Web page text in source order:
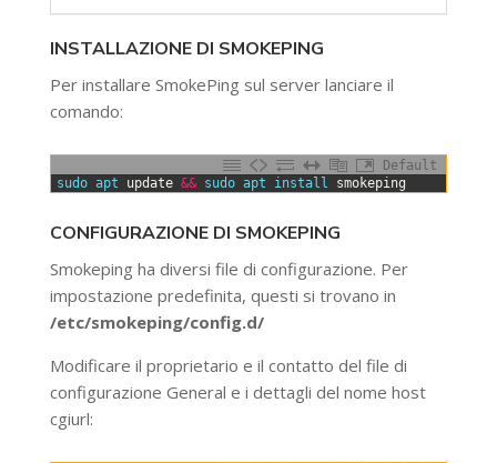
INSTALLAZIONE DI SMOKEPING
Per installare SmokePing sul server lanciare il
comando:
Default
sudo apt update && sudo apt install smokeping
CONFIGURAZIONE DI SMOKEPING
Smokeping ha diversi file di configurazione. Per
impostazione predefinita, questi si trovano in
/etc/smokeping/config.d/
Modificare il proprietario e il contatto del file di
configurazione General e i dettagli del nome host
cgiurl: